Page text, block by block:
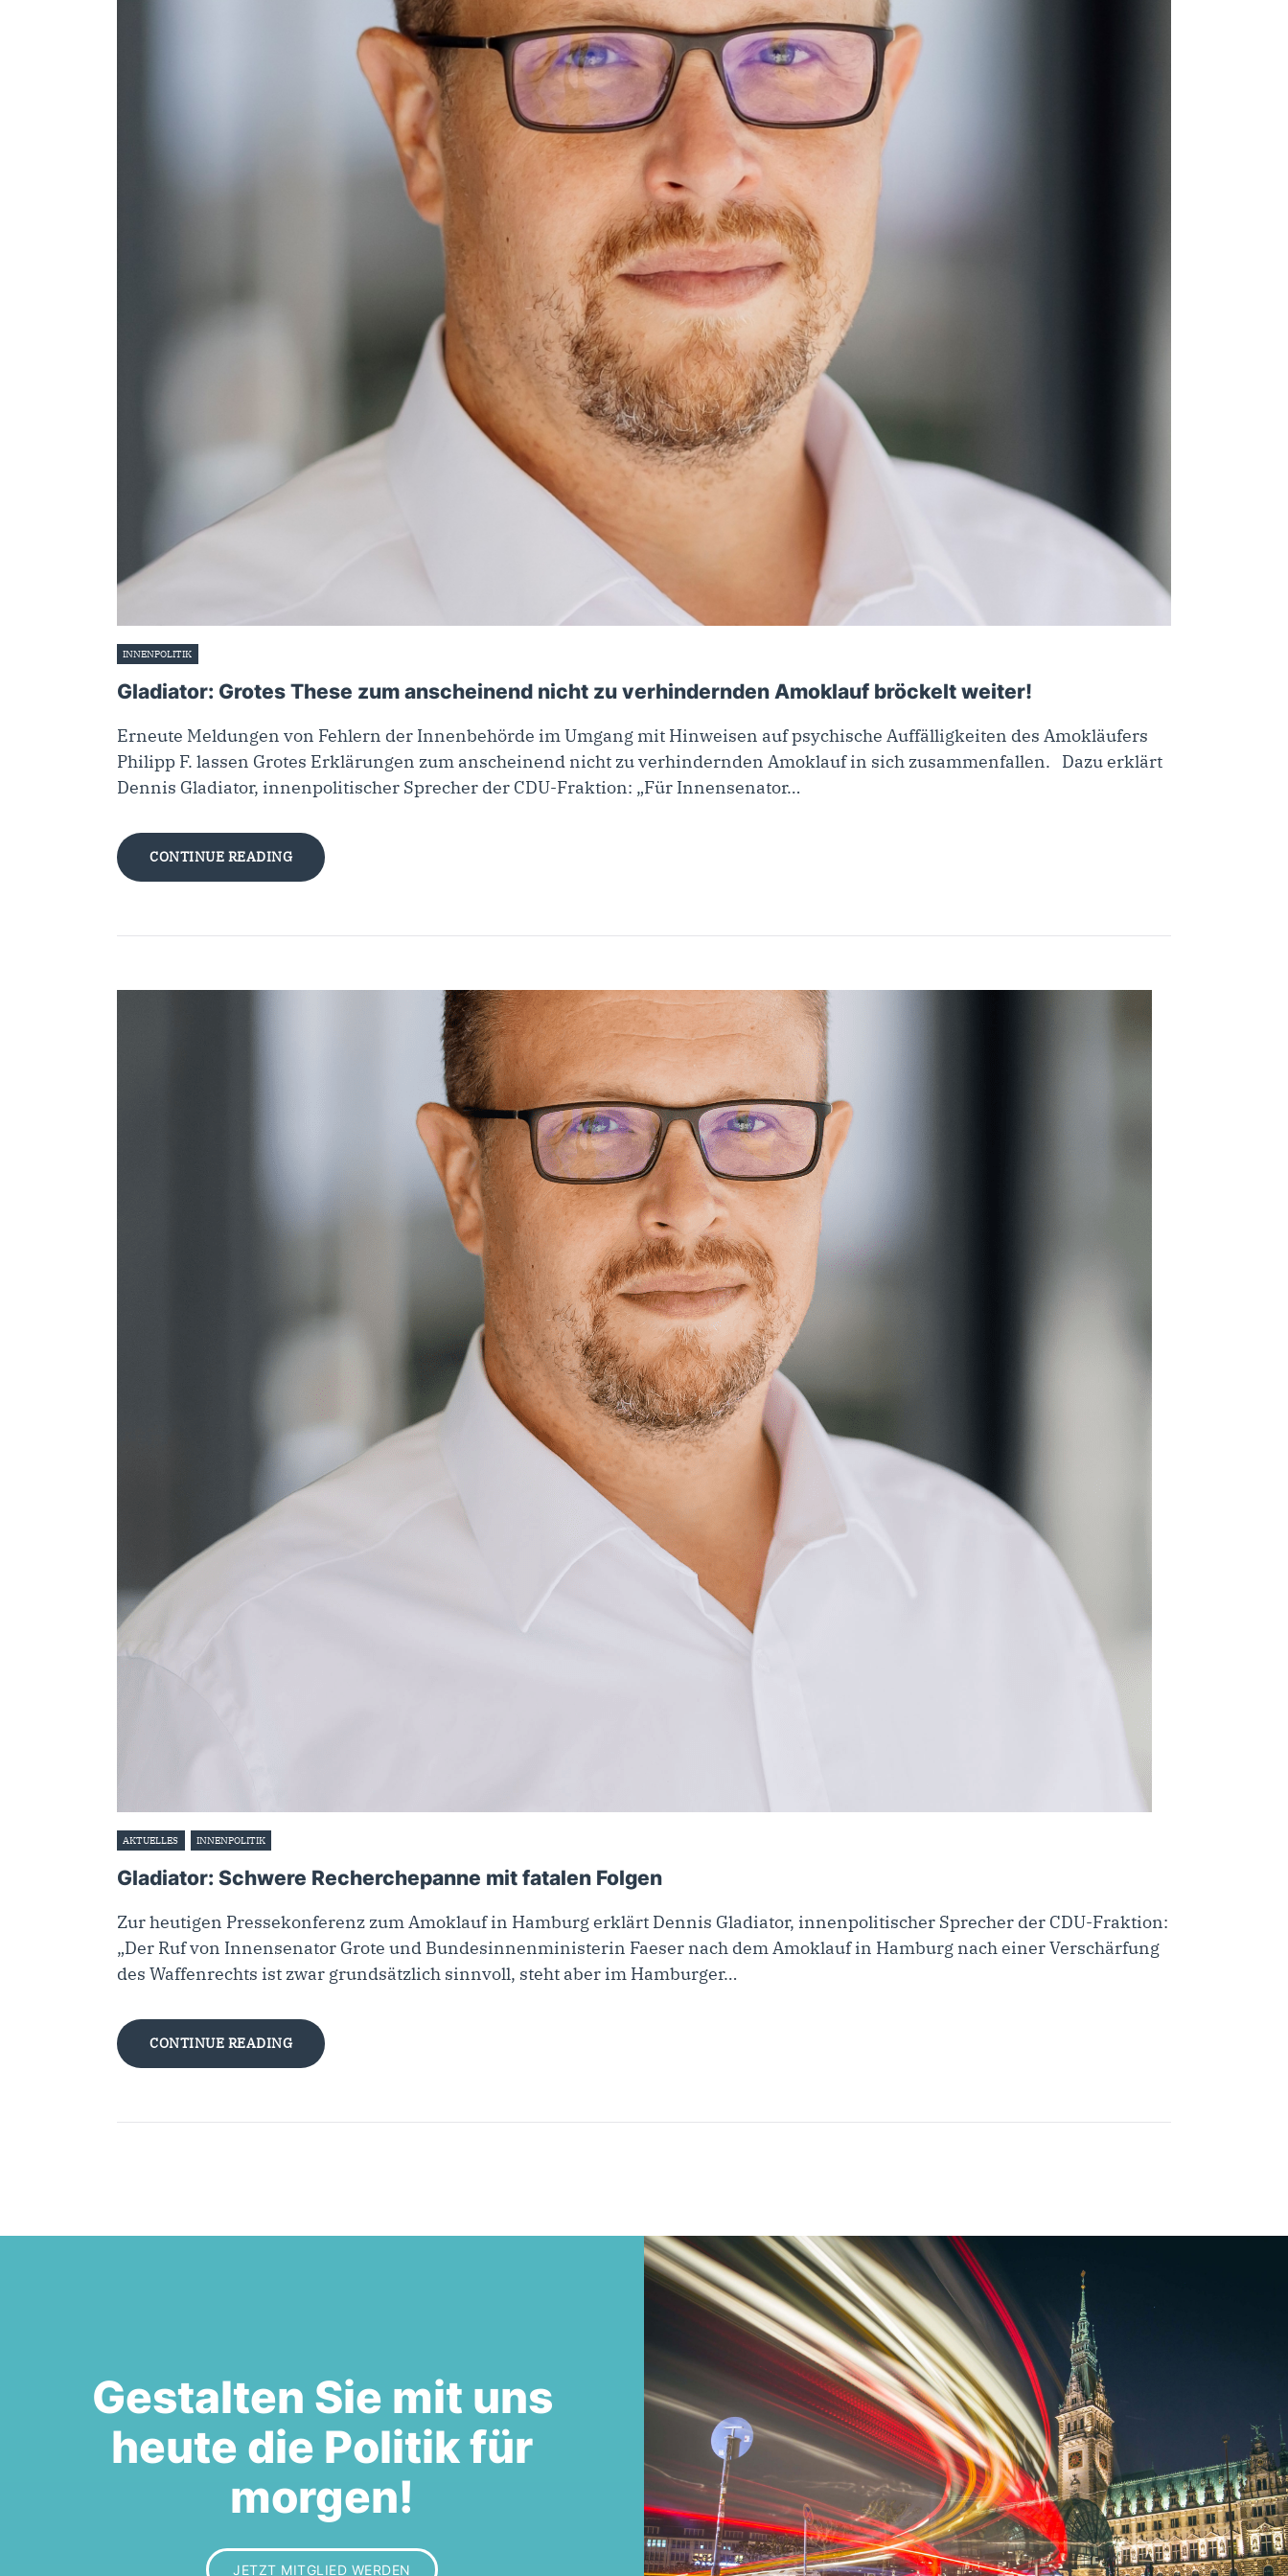
INNENPOLITIK
Gladiator: Grotes These zum anscheinend nicht zu verhindernden Amoklauf bröckelt weiter!
Erneute Meldungen von Fehlern der Innenbehörde im Umgang mit Hinweisen auf psychische Auffälligkeiten des Amokläufers
Philipp F. lassen Grotes Erklärungen zum anscheinend nicht zu verhindernden Amoklauf in sich zusammenfallen. Dazu erklärt
Dennis Gladiator, innenpolitischer Sprecher der CDU-Fraktion: „Für Innensenator…
CONTINUE READING
AKTUELLES INNENPOLITIK
Gladiator: Schwere Recherchepanne mit fatalen Folgen
Zur heutigen Pressekonferenz zum Amoklauf in Hamburg erklärt Dennis Gladiator, innenpolitischer Sprecher der CDU-Fraktion:
„Der Ruf von Innensenator Grote und Bundesinnenministerin Faeser nach dem Amoklauf in Hamburg nach einer Verschärfung
des Waffenrechts ist zwar grundsätzlich sinnvoll, steht aber im Hamburger…
CONTINUE READING
Gestalten Sie mit uns
heute die Politik für
morgen!
JETZT MITGLIED WERDEN